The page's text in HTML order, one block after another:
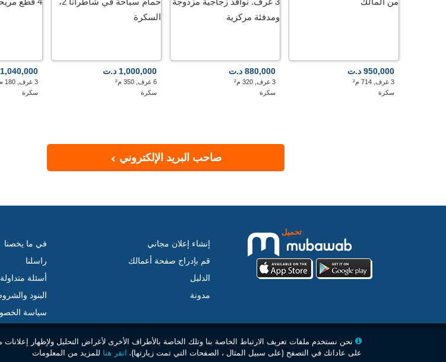
950,000 د.ت
3 غرف, 714 م²
سكرة
880,000 د.ت
3 غرف, 320 م²
سكرة
1,000,000 د.ت
6 غرف, 350 م²
سكرة
1,040,000 د.ت
3 غرف, 180 م²
سكرة
صاحب البريد الإلكتروني
تحميل
إنشاء إعلان مجاني
قم بإدراج صفحة أعمالك
الدليل
مدونة
في ما يخصنا
راسلنا
أسئلة متداولة
البنود
سياسة
© 2026 جميع الحقوق محفوظة . مبوب إس إل. –
نحن نستخدم ملفات تعريف الارتباط الخاصة بنا وتلك الخاصة بالأطراف الأخرى لأغراض التحليل ولإظهار
على عاداتك في التصفح (على سبيل المثال ، الصفحات التي تمت زيارتها). انقر هنا للمزيد من المعلومات